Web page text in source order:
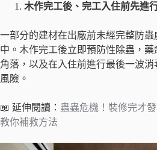
木作完工後、完工入住前先進
一部分的建材在出廠前未經完整防
中。木作完工後立即預防性除蟲，
角落，以及在入住前進行最後一波
風險。
📖 延伸閱讀： 蟲蟲危機！裝修完才
教你補救方法